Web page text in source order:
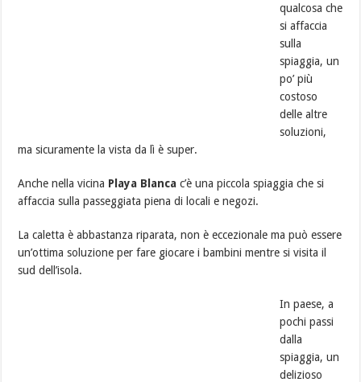
qualcosa che
si affaccia
sulla
spiaggia, un
po’ più
costoso
delle altre
soluzioni,
ma sicuramente la vista da lì è super.
Anche nella vicina Playa Blanca c’è una piccola spiaggia che si
affaccia sulla passeggiata piena di locali e negozi.
La caletta è abbastanza riparata, non è eccezionale ma può essere
un’ottima soluzione per fare giocare i bambini mentre si visita il
sud dell’isola.
In paese, a
pochi passi
dalla
spiaggia, un
delizioso